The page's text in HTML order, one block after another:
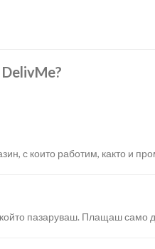
с които работим, както и
пазаруваш. Плащаш само